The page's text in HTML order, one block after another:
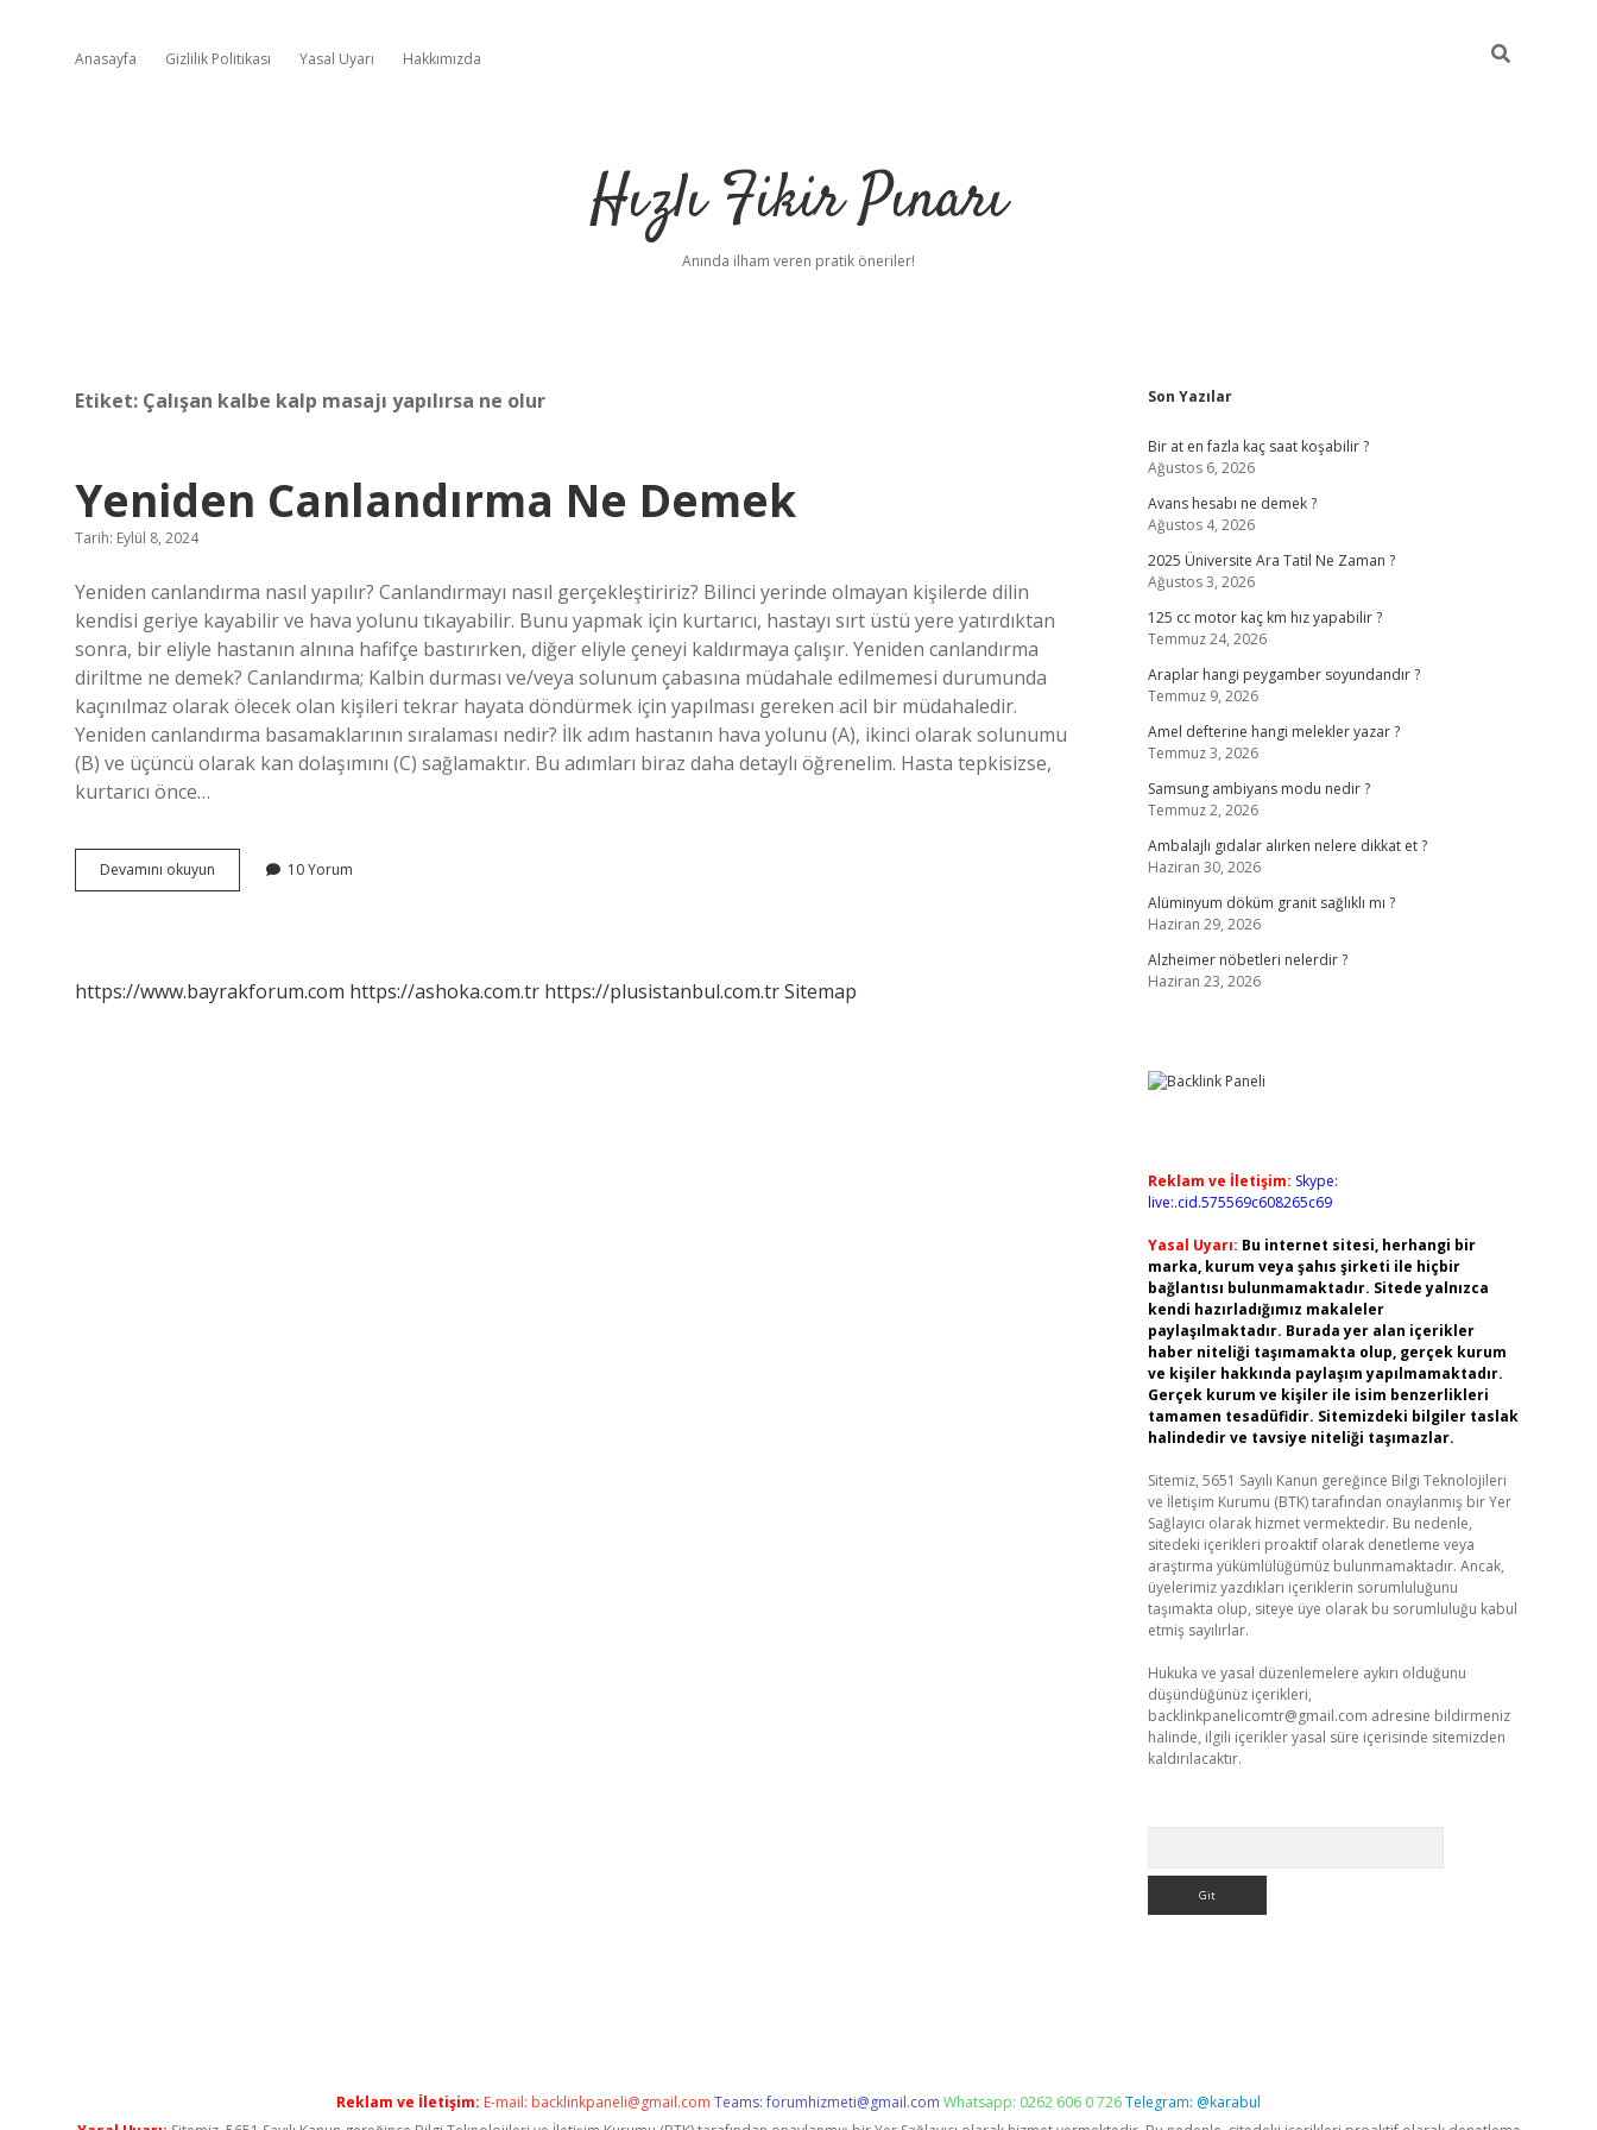
Anasayfa Gizlilik Politikası Yasal Uyarı Hakkımızda
Hızlı Fikir Pınarı
Anında ilham veren pratik öneriler!
Etiket: Çalışan kalbe kalp masajı yapılırsa ne olur
Yeniden Canlandırma Ne Demek
Tarih: Eylül 8, 2024
Yeniden canlandırma nasıl yapılır? Canlandırmayı nasıl gerçekleştiririz? Bilinci yerinde olmayan kişilerde dilin
kendisi geriye kayabilir ve hava yolunu tıkayabilir. Bunu yapmak için kurtarıcı, hastayı sırt üstü yere yatırdıktan
sonra, bir eliyle hastanın alnına hafifçe bastırırken, diğer eliyle çeneyi kaldırmaya çalışır. Yeniden canlandırma
diriltme ne demek? Canlandırma; Kalbin durması ve/veya solunum çabasına müdahale edilmemesi durumunda
kaçınılmaz olarak ölecek olan kişileri tekrar hayata döndürmek için yapılması gereken acil bir müdahaledir.
Yeniden canlandırma basamaklarının sıralaması nedir? İlk adım hastanın hava yolunu (A), ikinci olarak solunumu
(B) ve üçüncü olarak kan dolaşımını (C) sağlamaktır. Bu adımları biraz daha detaylı öğrenelim. Hasta tepkisizse,
kurtarıcı önce…
Devamını okuyun Yeniden
Canlandırma
10 Yorum
https://www.bayrakforum.com https://ashoka.com.tr https://plusistanbul.com.trSitemap
Sidebar
Son Yazılar
Bir at en fazla kaç saat koşabilir ?
Ağustos 6, 2026
Avans hesabı ne demek ?
Ağustos 4, 2026
2025 Üniversite Ara Tatil Ne Zaman ?
Ağustos 3, 2026
125 cc motor kaç km hız yapabilir ?
Temmuz 24, 2026
Araplar hangi peygamber soyundandır ?
Temmuz 9, 2026
Amel defterine hangi melekler yazar ?
Temmuz 3, 2026
Samsung ambiyans modu nedir ?
Temmuz 2, 2026
Ambalajlı gıdalar alırken nelere dikkat et ?
Haziran 30, 2026
Alüminyum döküm granit sağlıklı mı ?
Haziran 29, 2026
Alzheimer nöbetleri nelerdir ?
Haziran 23, 2026
Reklam ve İletişim: Skype:
live:.cid.575569c608265c69
Yasal Uyarı: Bu internet sitesi, herhangi bir
marka, kurum veya şahıs şirketi ile hiçbir
bağlantısı bulunmamaktadır. Sitede yalnızca
kendi hazırladığımız makaleler
paylaşılmaktadır. Burada yer alan içerikler
haber niteliği taşımamakta olup, gerçek kurum
ve kişiler hakkında paylaşım yapılmamaktadır.
Gerçek kurum ve kişiler ile isim benzerlikleri
tamamen tesadüfidir. Sitemizdeki bilgiler taslak
halindedir ve tavsiye niteliği taşımazlar.
Sitemiz, 5651 Sayılı Kanun gereğince Bilgi Teknolojileri
ve İletişim Kurumu (BTK) tarafından onaylanmış bir Yer
Sağlayıcı olarak hizmet vermektedir. Bu nedenle,
sitedeki içerikleri proaktif olarak denetleme veya
araştırma yükümlülüğümüz bulunmamaktadır. Ancak,
üyelerimiz yazdıkları içeriklerin sorumluluğunu
taşımakta olup, siteye üye olarak bu sorumluluğu kabul
etmiş sayılırlar.
Hukuka ve yasal düzenlemelere aykırı olduğunu
düşündüğünüz içerikleri,
backlinkpanelicomtr@gmail.com adresine bildirmeniz
halinde, ilgili içerikler yasal süre içerisinde sitemizden
kaldırılacaktır.
Reklam ve İletişim: E-mail: backlinkpaneli@gmail.com Teams:forumhizmeti@gmail.com Whatsapp: 0262 606 0 726Telegram: @karabul